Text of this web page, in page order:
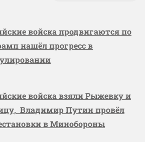
войска продвигаются по
нашёл прогресс в
войска взяли Рыжевку и
Владимир Путин провёл
в Минобороны